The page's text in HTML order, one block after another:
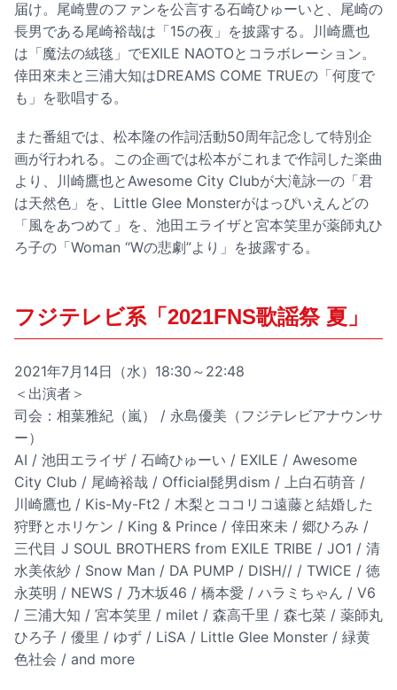
届け。尾崎豊のファンを公言する石崎ひゅーいと、尾崎の
長男である尾崎裕哉は「15の夜」を披露する。川崎鷹也
は「魔法の絨毯」でEXILE NAOTOとコラボレーション。
倖田來未と三浦大知はDREAMS COME TRUEの「何度で
も」を歌唱する。
また番組では、松本隆の作詞活動50周年記念して特別企
画が行われる。この企画では松本がこれまで作詞した楽曲
より、川崎鷹也とAwesome City Clubが大滝詠一の「君
は天然色」を、Little Glee Monsterがはっぴいえんどの
「風をあつめて」を、池田エライザと宮本笑里が薬師丸ひ
ろ子の「Woman “Wの悲劇”より」を披露する。
フジテレビ系「2021FNS歌謡祭 夏」
2021年7月14日（水）18:30～22:48
＜出演者＞
司会：相葉雅紀（嵐） / 永島優美（フジテレビアナウンサ
ー）
AI / 池田エライザ / 石崎ひゅーい / EXILE / Awesome
City Club / 尾崎裕哉 / Official髭男dism / 上白石萌音 /
川崎鷹也 / Kis-My-Ft2 / 木梨とココリコ遠藤と結婚した
狩野とホリケン / King & Prince / 倖田來未 / 郷ひろみ /
三代目 J SOUL BROTHERS from EXILE TRIBE / JO1 / 清
水美依紗 / Snow Man / DA PUMP / DISH// / TWICE / 徳
永英明 / NEWS / 乃木坂46 / 橋本愛 / ハラミちゃん / V6
/ 三浦大知 / 宮本笑里 / milet / 森高千里 / 森七菜 / 薬師丸
ひろ子 / 優里 / ゆず / LiSA / Little Glee Monster / 緑黄
色社会 / and more